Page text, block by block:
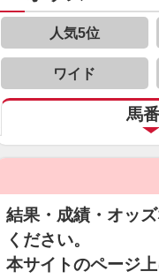
人気5位
ワイド
馬
結果・成績・オッ
ください。
本サイトのページ